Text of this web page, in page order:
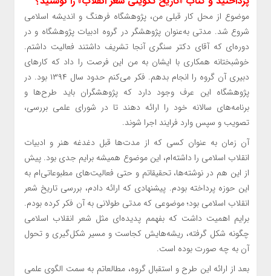
موضوع از محل کار قبلی من، پژوهشگاه فرهنگ و اندیشه اسلامی
شروع شد. مدتی به‌عنوان پژوهشگر در گروه ادبیات پژوهشگاه و در
دوره‌ای که آقای دکتر سنگری آنجا تشریف داشتند فعالیت داشتم.
خوشبختانه همکاری با ایشان به من این فرصت را داد که کارهای
دبیری آن گروه را انجام بدهم. فکر می‌کنم حدود سال ۱۳۹۴ بود. در
پژوهشگاه این عرف وجود دارد که پژوهشگران باید طرح‌ها و
برنامه‌های سالانه خود را ارائه دهند تا در شورای علمی بررسی،
تصویب و سپس وارد فرایند اجرا شوند.
آن زمان به عنوان کسی که از مدت‌ها قبل دغدغه هنر و ادبیات
انقلاب اسلامی را داشته‌ام، این موضوع همیشه برایم جدی بود. پیش
از این هم در نوشته‌ها، تحقیقاتم و حتی فعالیت‌های مطبوعاتی‌ام به
این حوزه پرداخته بودم. پیشنهادی که ارائه دادم، بررسی تاریخ شعر
انقلاب اسلامی بود؛ موضوعی که مدتی طولانی به آن فکر کرده بودم.
برایم اهمیت داشت که بفهمم پدیده‌ای مثل شعر انقلاب اسلامی
چگونه شکل گرفته، ریشه‌هایش کجاست و مسیر شکل‌گیری و تحول
آن به چه صورت بوده است.
بعد از ارائه این طرح و استقبال گروه، مطالعاتم به سمت الگوی علمی